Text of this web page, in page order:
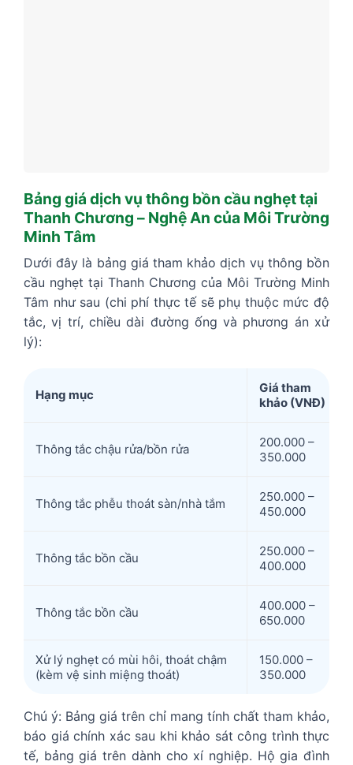
Bảng giá dịch vụ thông bồn cầu nghẹt tại
Thanh Chương – Nghệ An của Môi Trường
Minh Tâm
Dưới đây là bảng giá tham khảo dịch vụ thông bồn
cầu nghẹt tại Thanh Chương của Môi Trường Minh
Tâm như sau (chi phí thực tế sẽ phụ thuộc mức độ
tắc, vị trí, chiều dài đường ống và phương án xử
lý):
Hạng mục
Giá tham
khảo (VNĐ)
Thông tắc chậu rửa/bồn rửa
200.000 –
350.000
Thông tắc phễu thoát sàn/nhà tắm
250.000 –
450.000
Thông tắc bồn cầu
250.000 –
400.000
Thông tắc bồn cầu
400.000 –
650.000
Xử lý nghẹt có mùi hôi, thoát chậm
(kèm vệ sinh miệng thoát)
150.000 –
350.000
Chú ý: Bảng giá trên chỉ mang tính chất tham khảo,
báo giá chính xác sau khi khảo sát công trình thực
tế, bảng giá trên dành cho xí nghiệp. Hộ gia đình